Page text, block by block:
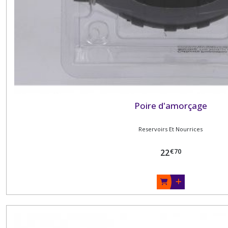
Poire d'amorçage
Reservoirs Et Nourrices
22€70